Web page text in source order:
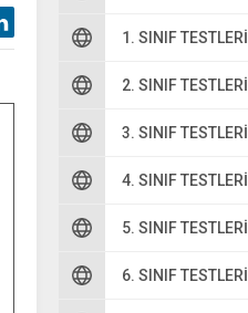
1. SINIF TESTLERI
2. SINIF TESTLERI
3. SINIF TESTLERI
4. SINIF TESTLERI
5. SINIF TESTLERI
6. SINIF TESTLERI